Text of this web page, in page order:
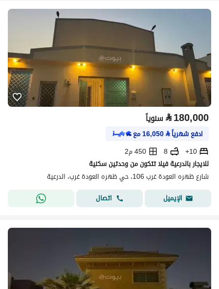
⃁180,000 سنوياً
ادفع شهرياً⃁
16,050مع
10+
8
450 م2
للايجار بالدرعية فيلا تتكون من وحدتين سكنية
شارع ظهره العودة غرب 106، حي ظهره العودة غرب، الدرعية
الإيميل
اتصال